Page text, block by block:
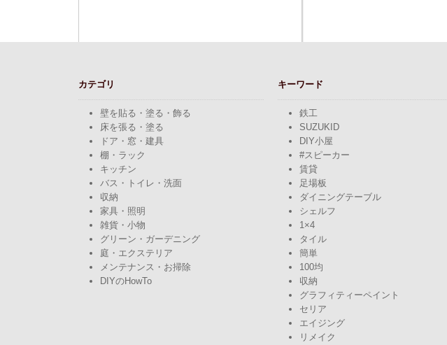
カテゴリ
壁を貼る・塗る・飾る
床を張る・塗る
ドア・窓・建具
棚・ラック
キッチン
バス・トイレ・洗面
収納
家具・照明
雑貨・小物
グリーン・ガーデニング
庭・エクステリア
メンテナンス・お掃除
DIYのHowTo
キーワード
鉄工
SUZUKID
DIY小屋
#スピーカー
賃貸
足場板
ダイニングテーブル
シェルフ
1×4
タイル
簡単
100均
収納
グラフィティーペイント
セリア
エイジング
リメイク